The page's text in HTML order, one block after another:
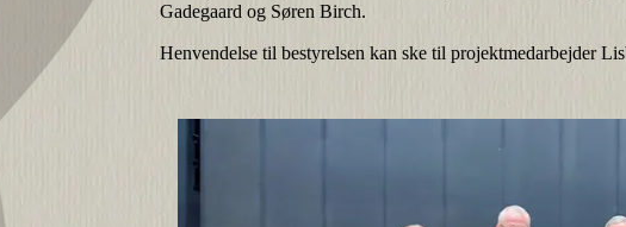
Gadegaard og Søren Birch.
Henvendelse til bestyrelsen kan ske til projektmedarbejder